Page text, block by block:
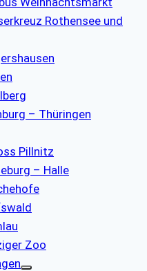
Rothensee und
– Thüringen
Pillnitz
– Halle
Zoo